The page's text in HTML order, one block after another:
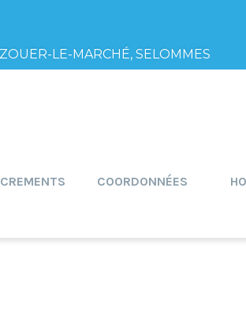
LE-MARCHÉ, SELOMMES
COORDONNÉES